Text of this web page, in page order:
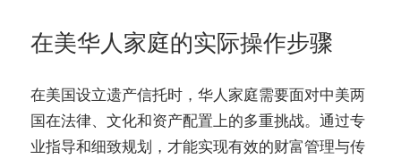
在美华人家庭的实际操作步骤
在美国设立遗产信托时，华人家庭需要面对中美两
国在法律、文化和资产配置上的多重挑战。通过专
业指导和细致规划，才能实现有效的财富管理与传